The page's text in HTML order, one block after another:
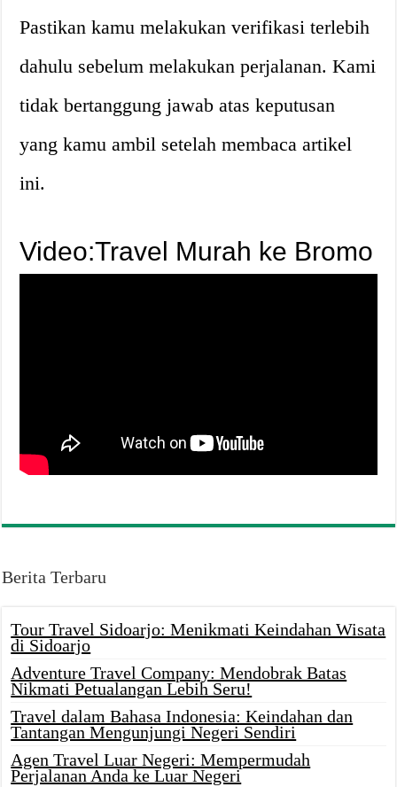
Pastikan kamu melakukan verifikasi terlebih
dahulu sebelum melakukan perjalanan. Kami
tidak bertanggung jawab atas keputusan
yang kamu ambil setelah membaca artikel
ini.
Video:Travel Murah ke Bromo
Berita Terbaru
Tour Travel Sidoarjo: Menikmati Keindahan Wisata
di Sidoarjo
Adventure Travel Company: Mendobrak Batas
Nikmati Petualangan Lebih Seru!
Travel dalam Bahasa Indonesia: Keindahan dan
Tantangan Mengunjungi Negeri Sendiri
Agen Travel Luar Negeri: Mempermudah
Perjalanan Anda ke Luar Negeri